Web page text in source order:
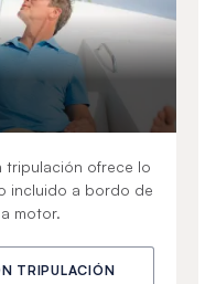
tripulación ofrece lo
incluido a bordo de
motor.
TRIPULACIÓN